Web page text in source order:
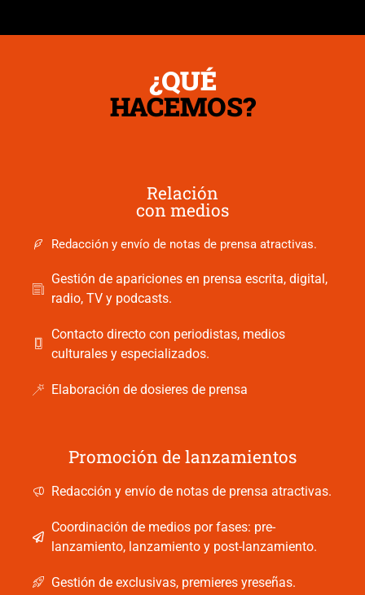
¿QUÉ
HACEMOS?
Relación
con medios
Redacción y envío de notas de prensa atractivas.
Gestión de apariciones en prensa escrita, digital,
radio, TV y podcasts.
Contacto directo con periodistas, medios
culturales y especializados.
Elaboración de dosieres de prensa
Promoción de lanzamientos
Redacción y envío de notas de prensa atractivas.
Coordinación de medios por fases: pre-
lanzamiento, lanzamiento y post-lanzamiento.
Gestión de exclusivas, premieres yreseñas.